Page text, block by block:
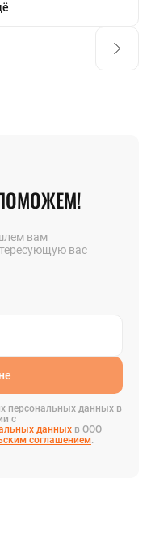
вам
вас
персональных данных в
с
данных в ООО
соглашением.